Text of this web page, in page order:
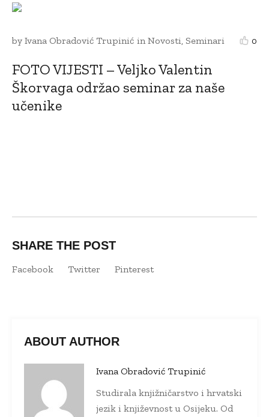
0
by Ivana Obradović Trupinić in Novosti Seminari
FOTO VIJESTI – Veljko Valentin
Škorvaga održao seminar za naše
učenike
SHARE THE POST
Facebook Twitter Pinterest
ABOUT AUTHOR
Ivana Obradović Trupinić
Studirala knjižničarstvo i hrvatski
jezik i književnost u Osijeku. Od